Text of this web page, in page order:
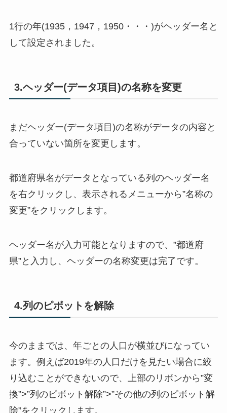
1行の年(1935，1947，1950・・・)がヘッダー名と
して設定されました。
3.ヘッダー(データ項目)の名称を変更
まだヘッダー(データ項目)の名称がデータの内容と
合っていない箇所を変更します。
都道府県名がデータとなっている列のヘッダー名
を右クリックし、表示されるメニューから”名称の
変更”をクリックします。
ヘッダー名が入力可能となりますので、”都道府
県”と入力し、ヘッダーの名称変更は完了です。
4.列のピボットを解除
今のままでは、年ごとの人口が横並びになってい
ます。例えば2019年の人口だけを見たい場合に絞
り込むことができないので、上部のリボンから”変
換”>”列のピボット解除”>”その他の列のピボット解
除”をクリックします。